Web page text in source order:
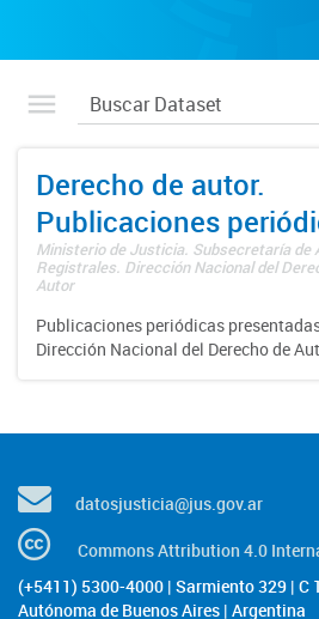
Derecho de autor.
Publicaciones
Ministerio de Justicia. Subsecretaría de
Registrales. Dirección Nacional del
Autor
Publicaciones periódicas
Dirección Nacional del Derecho de
datosjusticia@jus.gov.ar
Commons Attribution 4.0
(+5411) 5300-4000 | Sarmiento 329 | C
Autónoma de Buenos Aires | Argentina